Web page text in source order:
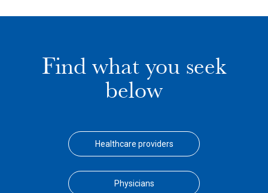
Find what you seek
below
Healthcare providers
Physicians